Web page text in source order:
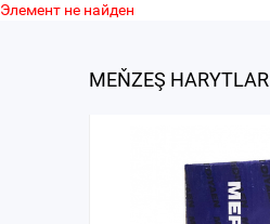
Элемент не найден
MEŇZEŞ HARYTLAR